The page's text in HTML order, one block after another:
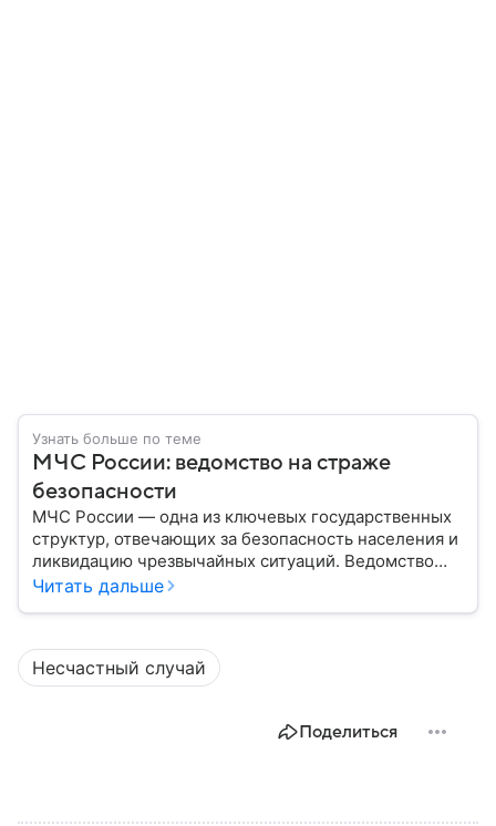
Узнать больше по теме
МЧС России: ведомство на страже
безопасности
МЧС России — одна из ключевых государственных
структур, отвечающих за безопасность населения и
ликвидацию чрезвычайных ситуаций. Ведомство
играет важную роль в защите граждан от
представляет собой МЧС, как оно устроено, какие
задачи выполняет и какую роль играет в
современной России.
Читать дальше
Несчастный случай
Поделиться